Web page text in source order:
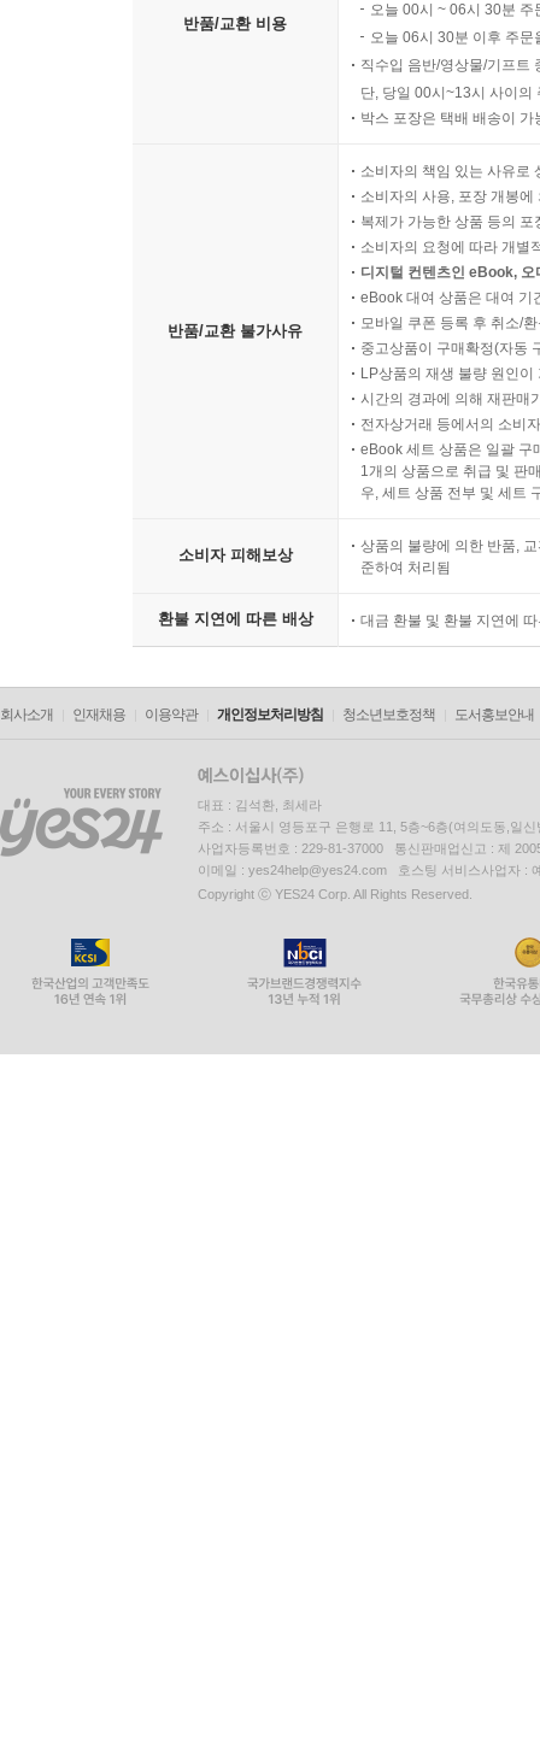
반품/교환 비용
오늘 00시 ~ 06시 30분
오늘 06시 30분 이후 주
직수입 음반/영상물/기프트
단, 당일 00시~13시 사이의
박스 포장은 택배 배송이
반품/교환 불가사유
소비자의 책임 있는 사유로
소비자의 사용, 포장 개봉
복제가 가능한 상품 등의
소비자의 요청에 따라 개별
디지털 컨텐츠인 eBook,
eBook 대여 상품은 대여 기
모바일 쿠폰 등록 후 취소/
중고상품이 구매확정(자동
LP상품의 재생 불량 원인
시간의 경과에 의해 재판매
전자상거래 등에서의 소비
eBook 세트 상품은 일괄 구
1개의 상품으로 취급 및 판
우, 세트 상품 전부 및 세트
소비자 피해보상
상품의 불량에 의한 반품,
준하여 처리됨
환불 지연에 따른 배상 대금 환불 및 환불 지연에
회사소개 인재채용 이용약관 개인정보처리방침 청소년보호정책 도서홍보안내
대표 : 김석환, 최세라
주소 : 서울시 영등포구 은행로 11, 5층~6층(여의도동,일신
사업자등록번호 : 229-81-37000 통신판매업신고 : 제
이메일 : yes24help@yes24.com 호스팅 서비스사업자 :
Copyright ⓒ YES24 Corp. All Rights Reserved.